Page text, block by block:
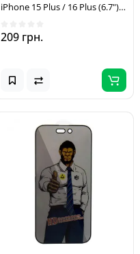
iPhone 15 Plus / 16 Plus (6.7")
209 грн.